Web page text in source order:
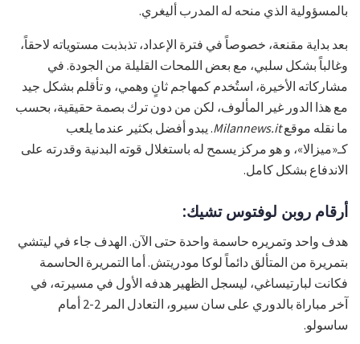
بالمسؤولية الذي منحه له المدرب أليغري.
بعد بداية مقنعة، خصوصاً في فترة الإعداد، تذبذبت مستوياته لاحقاً،
وغالباً بشكل سلبي، مع بعض اللمحات القليلة من الجودة. في
مشاركاته الأخيرة، استُخدم كمهاجم ثانٍ وهمي، و تأقلم بشكل جيد
مع هذا الدور غير المألوف، لكن من دون ترك بصمة حقيقية، بحسب
ما نقله موقعMilannews.it. يبدو أفضل بكثير عندما يلعب
كـ«ميزالا»، و هو مركز يسمح له باستغلال قوته البدنية وقدرته على
الاندفاع بشكل كامل.
أرقام روبن لوفتوس تشيك:
هدف واحد وتمريره حاسمة واحدة حتى الآن. الهدف جاء في ليتشي
بتمريرة من المتألق دائماً لوكا مودريتش. أما التمريرة الحاسمة
فكانت لبارتيساغي، ليسجل الظهير هدفه الأول في مسيرته، في
آخر مباراة بالدوري على سان سيرو، التعادل المر 2-2 أمام
ساسولو.